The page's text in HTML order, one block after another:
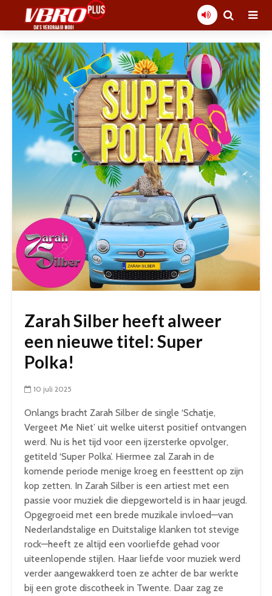
Zarah Silber heeft alweer
een nieuwe titel: Super
Polka!
10 juli 2025
Onlangs bracht Zarah Silber de single ‘Schatje,
Vergeet Me Niet’ uit welke uiterst positief ontvangen
werd. Nu is het tijd voor een ijzersterke opvolger,
getiteld ‘Super Polka’. Hiermee zal Zarah in de
komende periode menige kroeg en feesttent op zijn
kop zetten. In Zarah Silber is een artiest met een
passie voor muziek die diepgeworteld is in haar jeugd.
Opgegroeid met een brede muzikale invloed—van
Nederlandstalige en Duitstalige klanken tot stevige
rock—heeft ze altijd een voorliefde gehad voor
uiteenlopende stijlen. Haar liefde voor muziek werd
verder aangewakkerd toen ze achter de bar werkte
bij een grote discotheek in Twente. Daar zag ze